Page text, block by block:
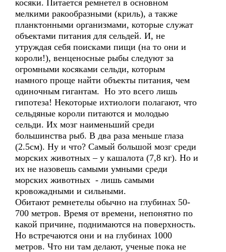
косяки. Питается ремнетел в основном
мелкими ракообразными (криль), а также
планктонными организмами, которые служат
объектами питания для сельдей. И, не
утруждая себя поисками пищи (на то они и
короли!), венценосные рыбы следуют за
огромными косяками сельди, которым
намного проще найти объекты питания, чем
одиночным гигантам. Но это всего лишь
гипотеза! Некоторые ихтиологи полагают, что
сельдяные короли питаются и молодью
сельди. Их мозг наименьший среди
большинства рыб. В два раза меньше глаза
(2.5см). Ну и что? Самый большой мозг среди
морских животных – у кашалота (7,8 кг). Но и
их не назовешь самыми умными среди
морских животных - лишь самыми
кровожадными и сильными.
Обитают ремнетелы обычно на глубинах 50-
700 метров. Время от времени, непонятно по
какой причине, поднимаются на поверхность.
Но встречаются они и на глубинах 1000
метров. Что ни там делают, ученые пока не